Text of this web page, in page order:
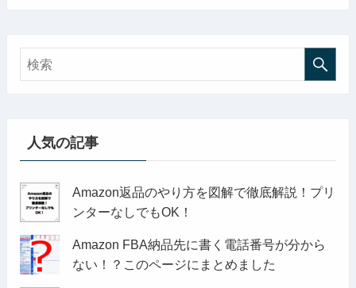
人気の記事
Amazon返品のやり方を図解で徹底解説！プリ
ンターなしでもOK！
Amazon FBA納品先に書く電話番号が分から
ない！？このページにまとめました